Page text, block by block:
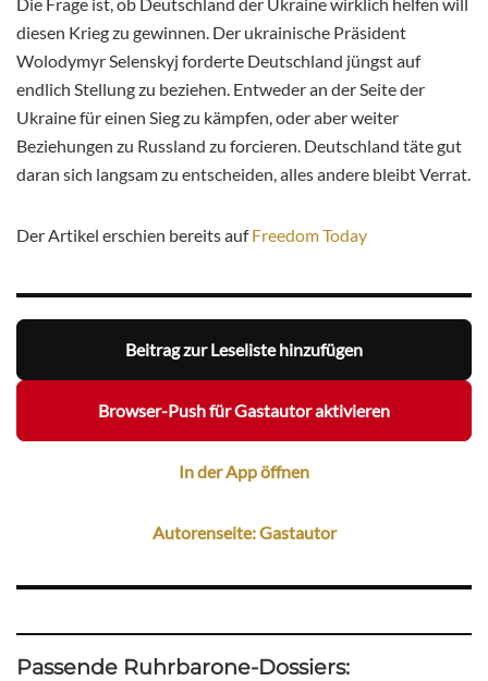
diesen Krieg zu gewinnen. Der ukrainische Präsident
Wolodymyr Selenskyj forderte Deutschland jüngst auf
endlich Stellung zu beziehen. Entweder an der Seite der
Ukraine für einen Sieg zu kämpfen, oder aber weiter
Beziehungen zu Russland zu forcieren. Deutschland täte gut
daran sich langsam zu entscheiden, alles andere bleibt Verrat.
Der Artikel erschien bereits aufFreedom Today
Beitrag zur Leseliste hinzufügen
Browser-Push für Gastautor aktivieren
In der App öffnen
Autorenseite: Gastautor
Passende Ruhrbarone-Dossiers: